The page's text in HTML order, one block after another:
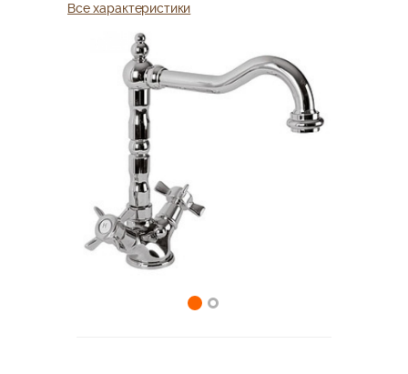
Все характеристики